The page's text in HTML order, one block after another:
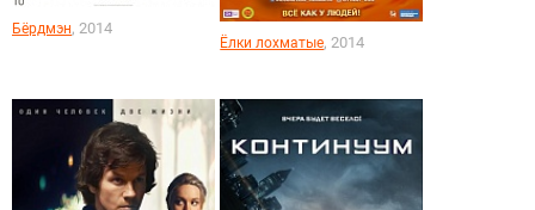
Бёрдмэн, 2014
Ёлки лохматые, 2014